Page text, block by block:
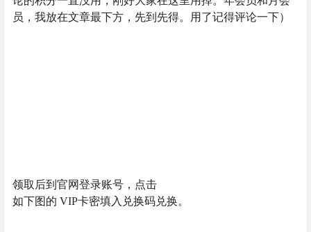
员，我放在文章最下方，先到先得。用了记得评论一下）
领取后到官网登录账号，点击
如下图的 VIP卡密填入兑换码兑换。